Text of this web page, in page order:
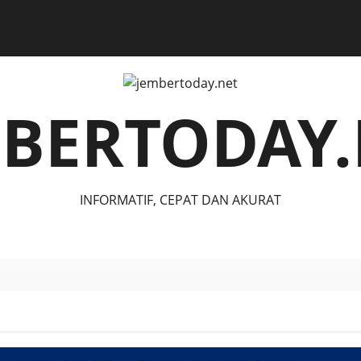
INFORMATIF, CEPAT DAN AKURAT